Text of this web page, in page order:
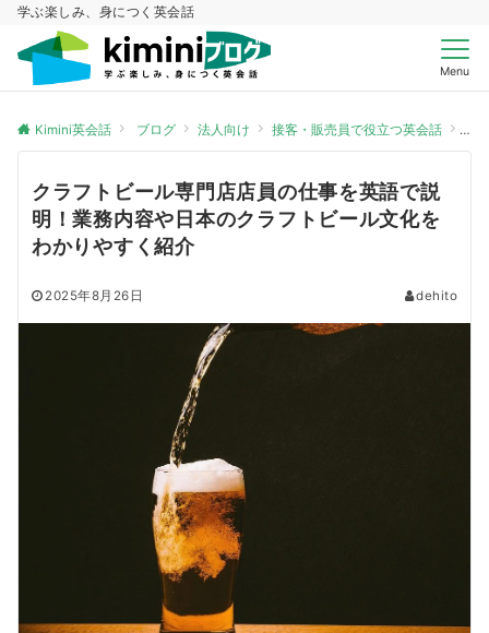
学ぶ楽しみ、身につく英会話
Menu
Kimini英会話 ブログ 法人向け 接客・販売員で役立つ英会話 ク
クラフトビール専門店店員の仕事を英語で説
明！業務内容や日本のクラフトビール文化を
わかりやすく紹介
2025年8月26日 dehito